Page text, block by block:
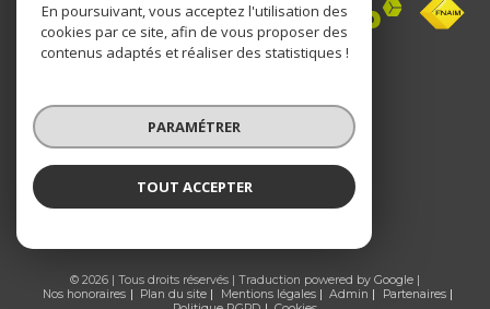
clients
0 avis
© 2026 | Tous droits réservés | Traduction powered by Google |
Nos honoraires
Plan du site Mentions légales Admin
Partenaires
En poursuivant, vous acceptez l'utilisation des
cookies par ce site, afin de vous proposer des
contenus adaptés et réaliser des statistiques !
PARAMÉTRER
TOUT ACCEPTER